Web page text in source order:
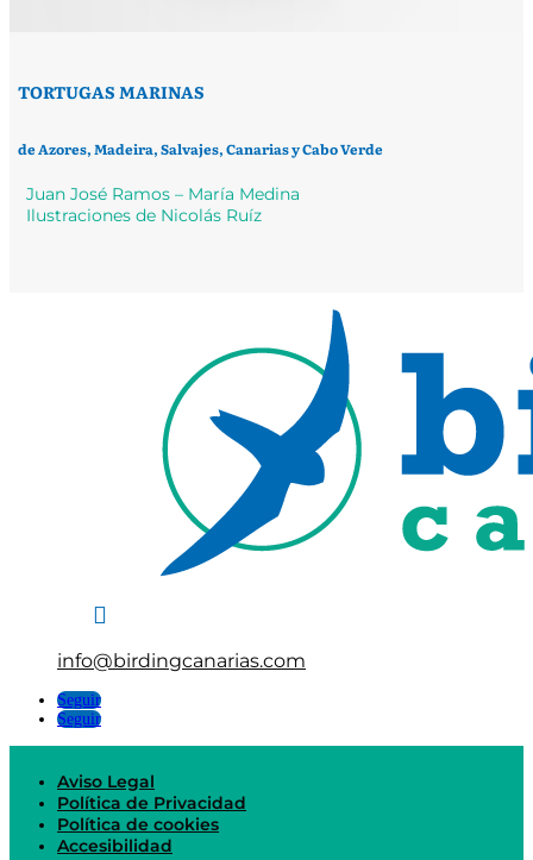
TORTUGAS MARINAS
de Azores, Madeira, Salvajes, Canarias y Cabo Verde
Juan José Ramos – María Medina
Ilustraciones de Nicolás Ruíz

info@birdingcanarias.com
Seguir
Seguir
Aviso Legal
Política de Privacidad
Política de cookies
Accesibilidad